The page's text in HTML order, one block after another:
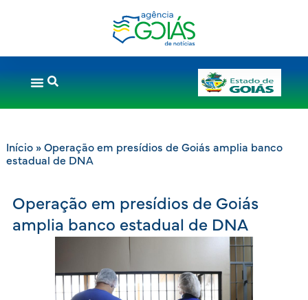
Início» Operação em presídios de Goiás amplia banco
estadual de DNA
Operação em presídios de Goiás
amplia banco estadual de DNA